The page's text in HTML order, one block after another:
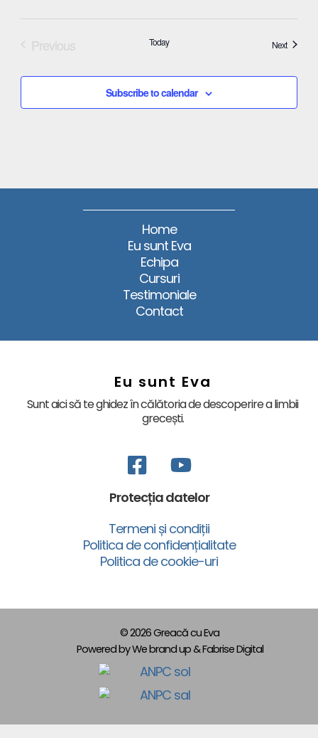
Previous
Today NextEvents
Subscribe to calendar
Home
Eu sunt Eva
Echipa
Cursuri
Testimoniale
Contact
Eu sunt Eva
Sunt aici să te ghidez în călătoria de descoperire a limbii
grecești.
Protecția datelor
Termeni și condiții
Politica de confidențialitate
Politica de cookie-uri
© 2026 Greacă cu Eva
Powered by We brand up & Fabrise Digital